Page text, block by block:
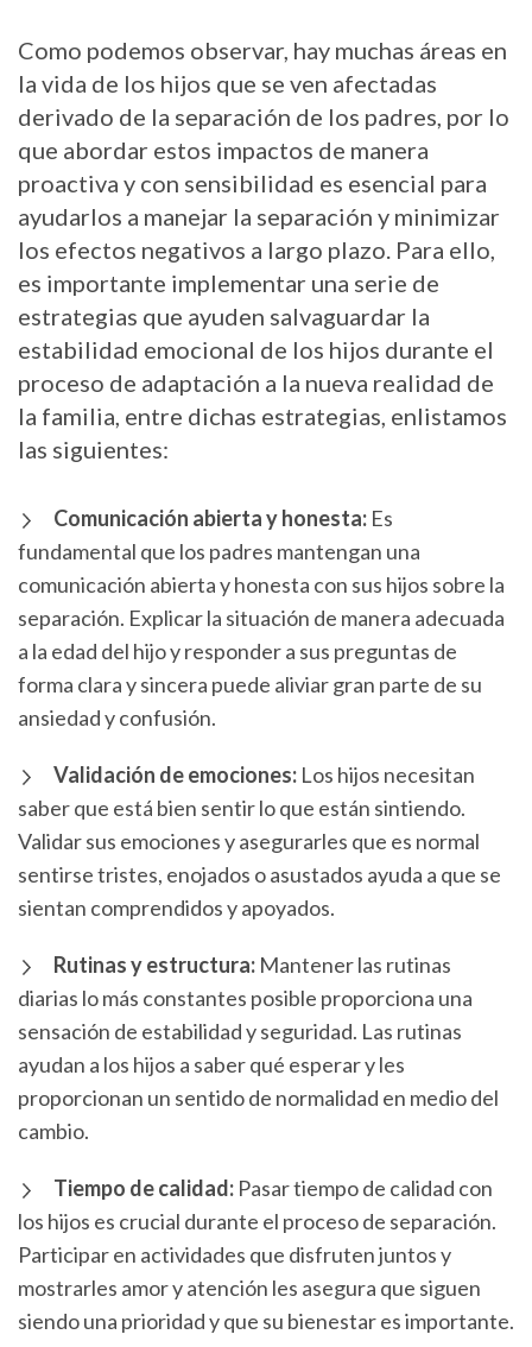
Como podemos observar, hay muchas áreas en
la vida de los hijos que se ven afectadas
derivado de la separación de los padres, por lo
que abordar estos impactos de manera
proactiva y con sensibilidad es esencial para
ayudarlos a manejar la separación y minimizar
los efectos negativos a largo plazo. Para ello,
es importante implementar una serie de
estrategias que ayuden salvaguardar la
estabilidad emocional de los hijos durante el
proceso de adaptación a la nueva realidad de
la familia, entre dichas estrategias, enlistamos
las siguientes:
Comunicación abierta y honesta: Es
fundamental que los padres mantengan una
comunicación abierta y honesta con sus hijos sobre la
separación. Explicar la situación de manera adecuada
a la edad del hijo y responder a sus preguntas de
forma clara y sincera puede aliviar gran parte de su
ansiedad y confusión.
Validación de emociones: Los hijos necesitan
saber que está bien sentir lo que están sintiendo.
Validar sus emociones y asegurarles que es normal
sentirse tristes, enojados o asustados ayuda a que se
sientan comprendidos y apoyados.
Rutinas y estructura: Mantener las rutinas
diarias lo más constantes posible proporciona una
sensación de estabilidad y seguridad. Las rutinas
ayudan a los hijos a saber qué esperar y les
proporcionan un sentido de normalidad en medio del
cambio.
Tiempo de calidad: Pasar tiempo de calidad con
los hijos es crucial durante el proceso de separación.
Participar en actividades que disfruten juntos y
mostrarles amor y atención les asegura que siguen
siendo una prioridad y que su bienestar es importante.